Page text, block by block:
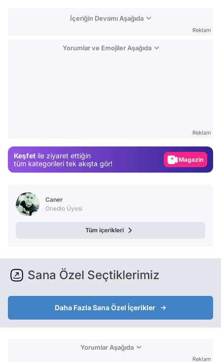
İçeriğin Devamı Aşağıda
Reklam
Yorumlar ve Emojiler Aşağıda
Reklam
Keşfet ile ziyaret ettiğin
tüm kategorileri tek akışta gör!
Magazin
Caner
Onedio Üyesi
Tüm içerikleri
Sana Özel Seçtiklerimiz
Daha Fazla Sana Özel İçerikler
Yorumlar Aşağıda
Reklam